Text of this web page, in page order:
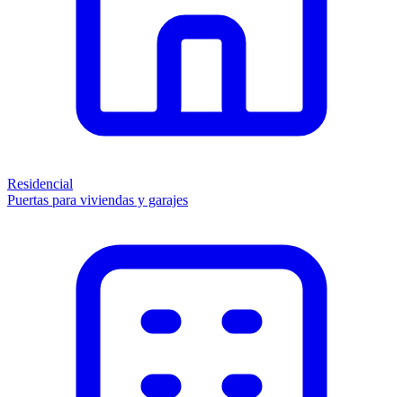
Residencial
Puertas para viviendas y garajes